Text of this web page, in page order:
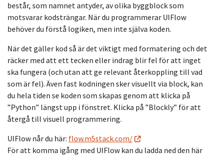
består, som namnet antyder, av olika byggblock som
motsvarar kodsträngar. När du programmerar UIFlow
behöver du förstå logiken, men inte själva koden.
När det gäller kod så är det viktigt med formatering och det
räcker med att ett tecken eller indrag blir fel för att inget
ska fungera (och utan att ge relevant återkoppling till vad
som är fel). Även fast kodningen sker visuellt via block, kan
du hela tiden se koden som skapas genom att klicka på
”Python” längst upp i fönstret. Klicka på ”Blockly” för att
återgå till visuell programmering.
UIFlow når du här: flow.m5stack.com/
För att komma igång med UIFlow kan du ladda ned den här